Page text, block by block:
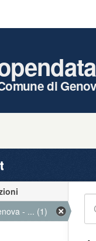
di
- ... (1)